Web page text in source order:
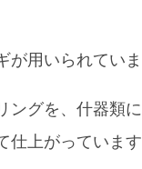
が用いられてい
ングを、什器類
仕上がっていま